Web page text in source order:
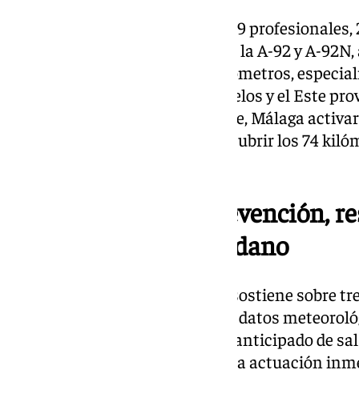
En Almería, el operativo suma 79
sal, con vigilancia prioritaria en la A-92 y A-
por su parte, controlará 344 kilómetros,
el Parque Natural de Hornachuelos y el Este
decena de vehículos. Finalmente, Málaga
casi 200 toneladas de sal para cubrir los 74
Plan basado en la prevención,
información al ciudadano
El Plan de Vialidad Invernal se sostiene sobre
monitorización permanente de datos
preventivos, como el esparcido anticipado de
formación de placas de hielo, y la actuación